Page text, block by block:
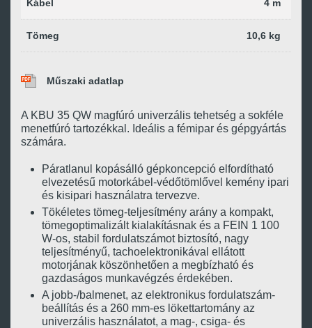
Kábel 4 m
Tömeg 10,6 kg
Műszaki adatlap
A KBU 35 QW magfúró univerzális tehetség a sokféle
menetfúró tartozékkal. Ideális a fémipar és gépgyártás
számára.
Páratlanul kopásálló gépkoncepció elfordítható
elvezetésű motorkábel-védőtömlővel kemény ipari
és kisipari használatra tervezve.
Tökéletes tömeg-teljesítmény arány a kompakt,
tömegoptimalizált kialakításnak és a FEIN 1 100
W-os, stabil fordulatszámot biztosító, nagy
teljesítményű, tachoelektronikával ellátott
motorjának köszönhetően a megbízható és
gazdaságos munkavégzés érdekében.
A jobb-/balmenet, az elektronikus fordulatszám-
beállítás és a 260 mm-es lökettartomány az
univerzális használatot, a mag-, csiga- és